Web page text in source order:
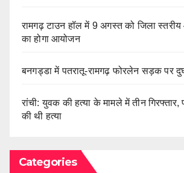
रामगढ़ टाउन हॉल में 9 अगस्त को जिला स्तरीय
का होगा आयोजन
बनगड्डा में पतरातू-रामगढ़ फोरलेन सड़क पर
रांची: युवक की हत्या के मामले में तीन
की थी हत्या
Categories